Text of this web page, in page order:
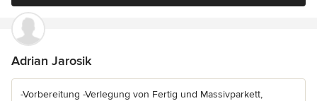
Adrian Jarosik
-Vorbereitung -Verlegung von Fertig und Massivparkett,